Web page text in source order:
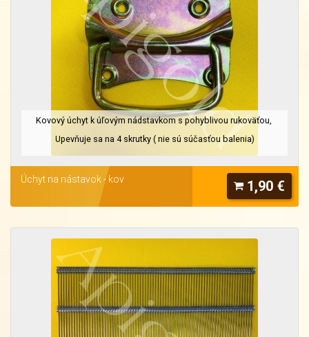
Kovový úchyt k úľovým nádstavkom s pohyblivou rukoväťou,
Upevňuje sa na 4 skrutky ( nie sú súčasťou balenia)
1,90 €
Úchyt na nástavok - kov